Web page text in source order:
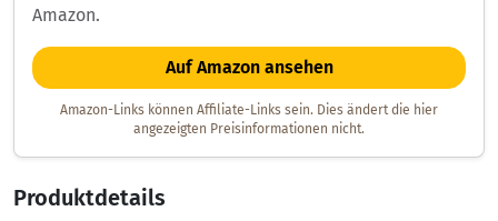
Amazon.
Auf Amazon ansehen
Amazon-Links können Affiliate-Links sein. Dies ändert die hier
angezeigten Preisinformationen nicht.
Produktdetails